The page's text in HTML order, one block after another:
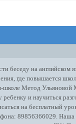
беседу на английском
где повышается
школе Метод
и научиться
на бесплатный
89856366029. Наша